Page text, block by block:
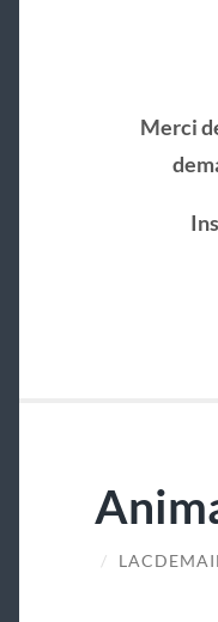
Merci
/